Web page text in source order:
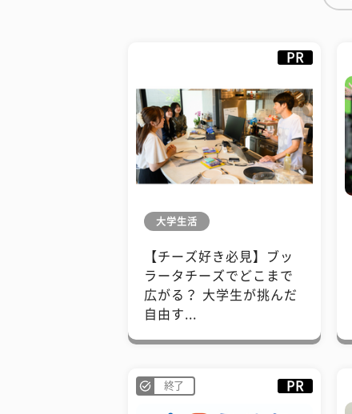
PR
大学生活
【チーズ好き必見】ブッ
ラータチーズでどこまで
広がる？ 大学生が挑んだ
自由す...
終了 PR